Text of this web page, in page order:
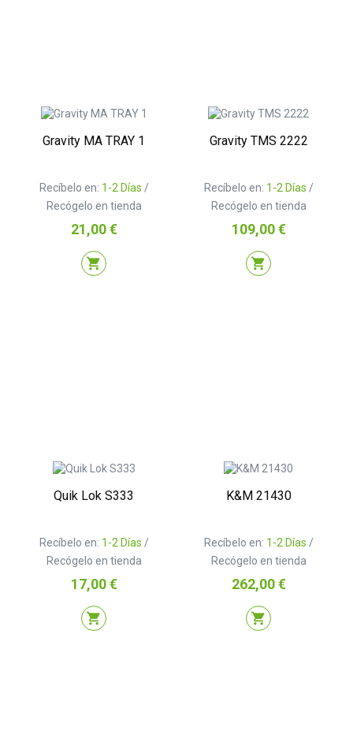
Gravity MA TRAY 1
Recíbelo en: 1-2 Días /
Recógelo en tienda
Precio
21,00 €
shopping_cart
Gravity TMS 2222
Recíbelo en: 1-2 Días /
Recógelo en tienda
Precio
109,00 €
shopping_cart
Quik Lok S333
Recíbelo en: 1-2 Días /
Recógelo en tienda
Precio
17,00 €
shopping_cart
K&M 21430
Recíbelo en: 1-2 Días /
Recógelo en tienda
Precio
262,00 €
shopping_cart